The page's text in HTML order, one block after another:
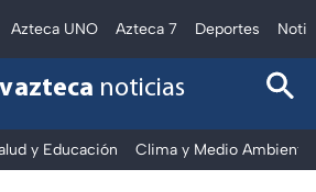
Azteca UNO Azteca 7 Deportes
azteca noticias
y Educación Clima y Medio Ambiente